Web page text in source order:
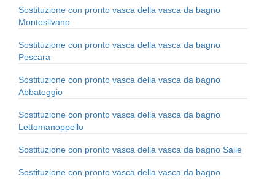
Sostituzione con pronto vasca della vasca da bagno
Montesilvano
Sostituzione con pronto vasca della vasca da bagno
Pescara
Sostituzione con pronto vasca della vasca da bagno
Abbateggio
Sostituzione con pronto vasca della vasca da bagno
Lettomanoppello
Sostituzione con pronto vasca della vasca da bagno Salle
Sostituzione con pronto vasca della vasca da bagno